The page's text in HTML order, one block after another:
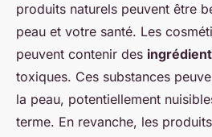
produits naturels peuvent être
peau et votre santé. Les
peuvent contenir des
toxiques. Ces substances
la peau, potentiellement
terme. En revanche, les